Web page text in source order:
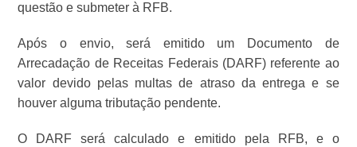
questão e submeter à RFB.
Após o envio, será emitido um Documento de
Arrecadação de Receitas Federais (DARF) referente ao
valor devido pelas multas de atraso da entrega e se
houver alguma tributação pendente.
O DARF será calculado e emitido pela RFB, e o